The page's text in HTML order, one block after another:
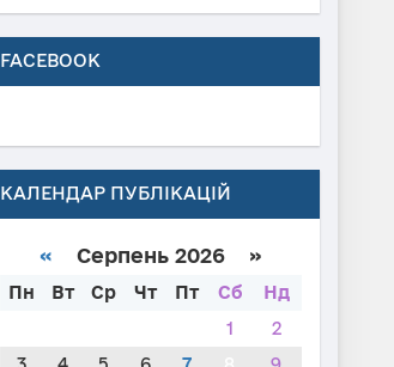
FACEBOOK
КАЛЕНДАР ПУБЛІКАЦІЙ
« Серпень 2026 »
Пн Вт Ср Чт Пт Сб
Нд
1
2